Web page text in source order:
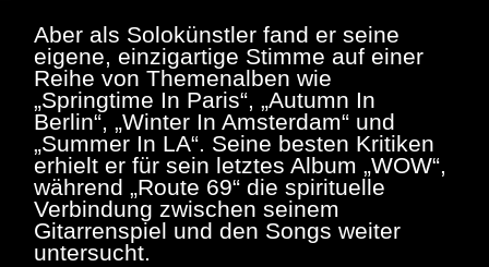
Aber als Solokünstler fand er seine
eigene, einzigartige Stimme auf einer
Reihe von Themenalben wie
„Springtime In Paris“, „Autumn In
Berlin“, „Winter In Amsterdam“ und
„Summer In LA“. Seine besten Kritiken
erhielt er für sein letztes Album „WOW“,
während „Route 69“ die spirituelle
Verbindung zwischen seinem
Gitarrenspiel und den Songs weiter
untersucht.